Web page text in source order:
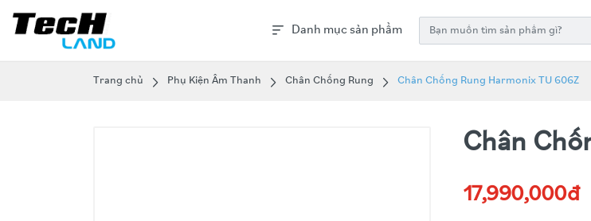
Danh mục sản phẩm
Trang chủ Phụ Kiện Âm Thanh Chân Chống Rung Chân Chống Rung Harmonix TU 606Z
Chân
17,990,000đ